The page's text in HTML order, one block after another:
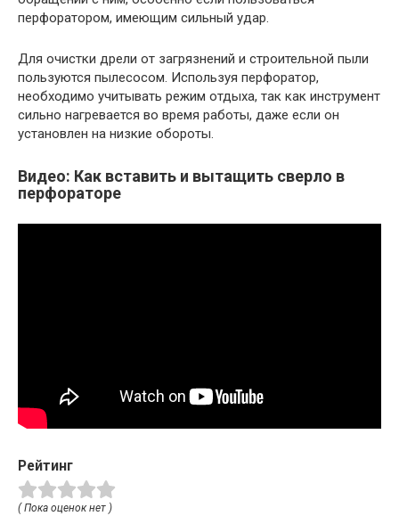
перфоратором, имеющим сильный удар.
Для очистки дрели от загрязнений и строительной пыли
пользуются пылесосом. Используя перфоратор,
необходимо учитывать режим отдыха, так как инструмент
сильно нагревается во время работы, даже если он
установлен на низкие обороты.
Видео: Как вставить и вытащить сверло в
перфораторе
Рейтинг
( Пока оценок нет )